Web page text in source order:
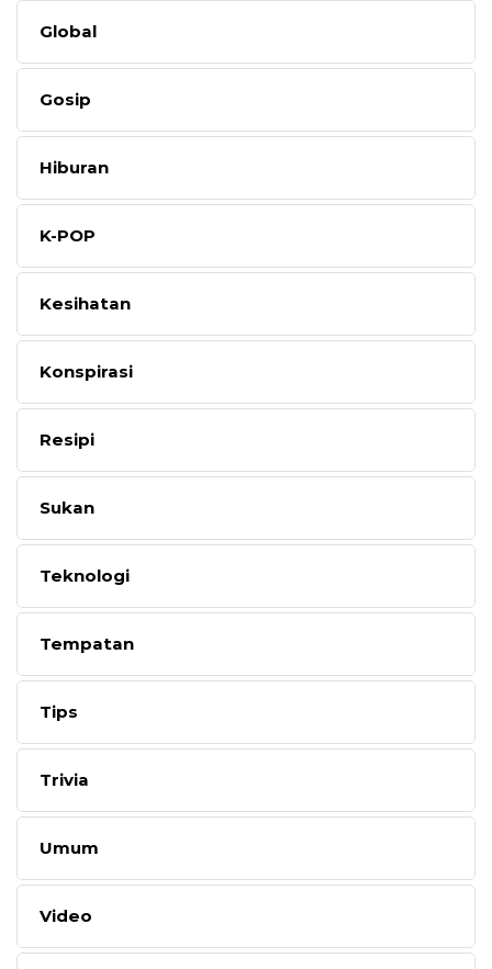
Global
Gosip
Hiburan
K-POP
Kesihatan
Konspirasi
Resipi
Sukan
Teknologi
Tempatan
Tips
Trivia
Umum
Video